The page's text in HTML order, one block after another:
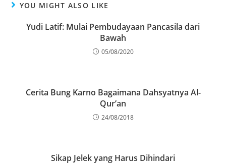
YOU MIGHT ALSO LIKE
Yudi Latif: Mulai Pembudayaan Pancasila dari
Bawah
05/08/2020
Cerita Bung Karno Bagaimana Dahsyatnya Al-
Qur’an
24/08/2018
Sikap Jelek yang Harus Dihindari